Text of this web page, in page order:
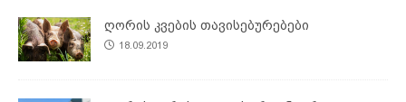
ღორის კვების თავისებურებები
18.09.2019